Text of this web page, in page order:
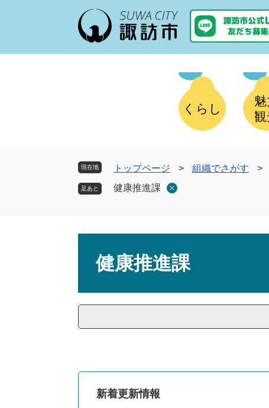
くらし
魅
観
現在地 トップページ > 組織でさがす >
健康推進課
健康推進課
新着更新情報